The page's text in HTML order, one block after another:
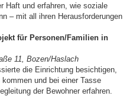
Haft und erfahren, wie soziale
– mit all ihren Herausforderungen
für Personen/Familien in
11, Bozen/Haslach
die Einrichtung besichtigen,
und bei einer Tasse
der Bewohner erfahren.